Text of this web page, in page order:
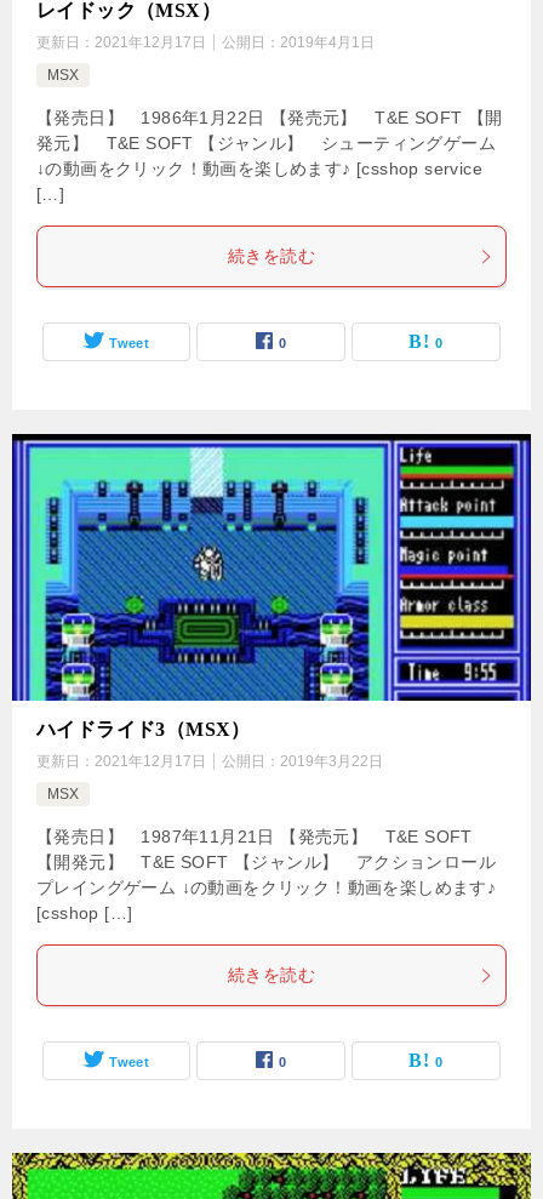
レイドック（MSX）
更新日： 2021年12月17日 公開日： 2019年4月1日
MSX
【発売日】 1986年1月22日 【発売元】 T&E SOFT 【開
発元】 T&E SOFT 【ジャンル】 シューティングゲーム
↓の動画をクリック！動画を楽しめます♪ [csshop service
[…]
続きを読む
Tweet 0 0
ハイドライド3（MSX）
更新日： 2021年12月17日 公開日： 2019年3月22日
MSX
【発売日】 1987年11月21日 【発売元】 T&E SOFT
【開発元】 T&E SOFT 【ジャンル】 アクションロール
プレイングゲーム ↓の動画をクリック！動画を楽しめます♪
[csshop […]
続きを読む
Tweet 0 0